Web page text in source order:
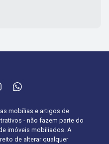
mobílias e artigos de
- não fazem parte do
imóveis mobiliados. A
de alterar qualquer